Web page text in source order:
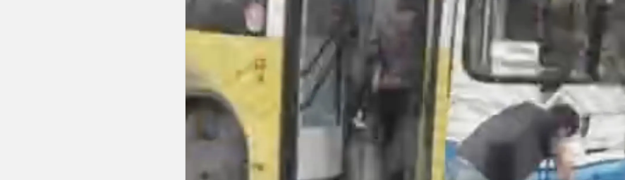
Новосибирске произошёл инцидент с применением перцового
баллончика. Как сообщили очевидцы в
Telegram-канале
«Инцидент Новосибирск»
, неизвестный мужчина с бородой
сначала вступил в перепалку с кондуктором, затем поссорился
с другими пассажирами. В ходе конфликта он достал газовый
баллончик и распылил его в салоне.
По предварительным данным, пострадали кондуктор и один из
пассажиров-мужчин. У них зафиксированы признаки
поражения слизистых оболочек. Медицинская помощь была